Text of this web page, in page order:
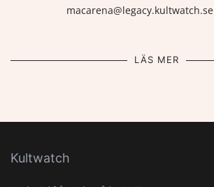
macarena@legacy.kultwatch.se
LÄS MER
Kultwatch